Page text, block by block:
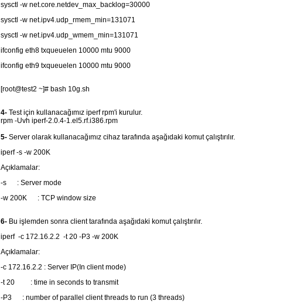
sysctl -w net.core.netdev_max_backlog=30000
sysctl -w net.ipv4.udp_rmem_min=131071
sysctl -w net.ipv4.udp_wmem_min=131071
ifconfig eth8 txqueuelen 10000 mtu 9000
ifconfig eth9 txqueuelen 10000 mtu 9000
[root@test2 ~]# bash 10g.sh
4- Test için kullanacağımız iperf rpm'i kurulur.
rpm -Uvh iperf-2.0.4-1.el5.rf.i386.rpm
5- Server olarak kullanacağımız cihaz tarafında aşağıdaki komut çalıştırılır.
iperf -s -w 200K
Açıklamalar:
-s
: Server mode
-w 200K : TCP window size
6-Bu işlemden sonra client tarafında aşağıdaki komut çalıştırılır.
iperf -c 172.16.2.2 -t 20 -P3 -w 200K
Açıklamalar:
-c 172.16.2.2 : Server IP(In client mode)
-t 20 : time in seconds to transmit
-P3
: number of parallel client threads to run (3 threads)